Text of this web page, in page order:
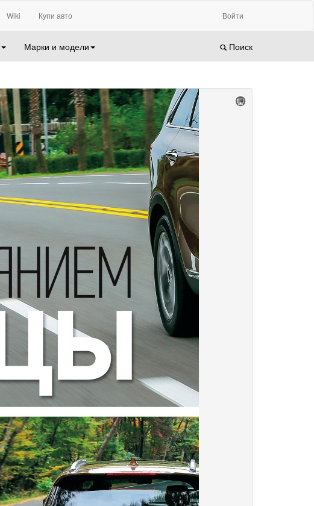
Wiki Купи авто Войти
Марки и модели Поиск